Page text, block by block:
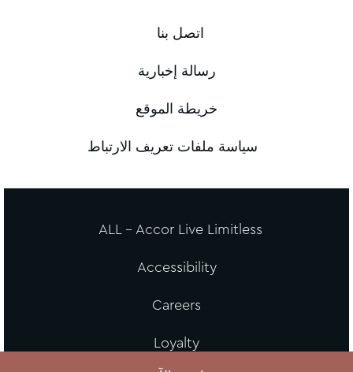
اتصل بنا
رسالة إخبارية
خريطة الموقع
سياسة ملفات تعريف الارتباط
ALL - Accor Live Limitless
Accessibility
Careers
Loyalty